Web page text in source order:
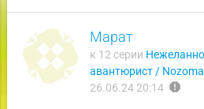
Марат
к 12 серии
авантюрист /
26.06.24 20:14 report